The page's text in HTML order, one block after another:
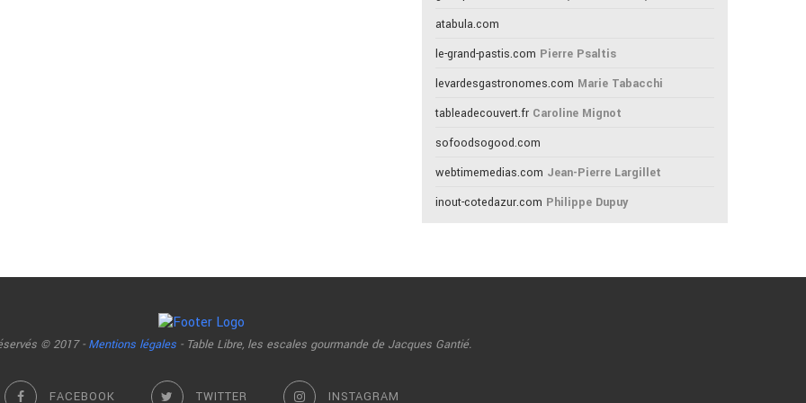
atabula.com
le-grand-pastis.com Pierre Psaltis
levardesgastronomes.com Marie Tabacchi
tableadecouvert.fr Caroline Mignot
sofoodsogood.com
webtimemedias.com Jean-Pierre Largillet
inout-cotedazur.com Philippe Dupuy
© 2017 - Mentions légales - Table Libre, les escales gourmande de Jacques Gantié.
FACEBOOK TWITTER INSTAGRAM